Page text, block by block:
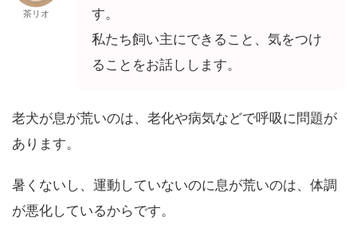
茶リオ
す。
私たち飼い主にできること、気をつけ
ることをお話しします。
老犬が息が荒いのは、老化や病気などで呼吸に問題が
あります。
暑くないし、運動していないのに息が荒いのは、体調
が悪化しているからです。